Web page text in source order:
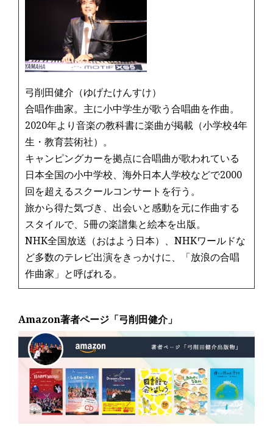
弓削田健介（ゆげたけんすけ）
合唱作曲家。主に小中学生が歌う合唱曲を作曲。
2020年より音楽の教科書に楽曲が掲載（小学校4年
生・教育芸術社）。
キャンピングカーを拠点に合唱曲が歌われている
日本全国の小中学校、海外日本人学校などで2000
回を超えるスクールコンサートを行う。
旅から得た気づき、出会いと感動を元に作曲する
スタイルで、5冊の楽譜集と絵本を出版。
NHK全国放送（おはよう日本）、NHKワールドな
ど多数のテレビ出演をきっかけに、「放浪の合唱
作曲家」と呼ばれる。
Amazon著者ページ「弓削田健介」